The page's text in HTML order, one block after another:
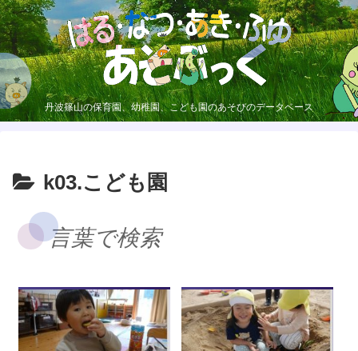
丹波篠山の保育園、幼稚園、こども園のあそびのデータベース
k03.こども園
言葉で検索